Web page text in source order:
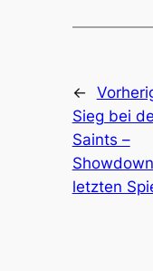
←
Sieg bei
Saints –
letzten